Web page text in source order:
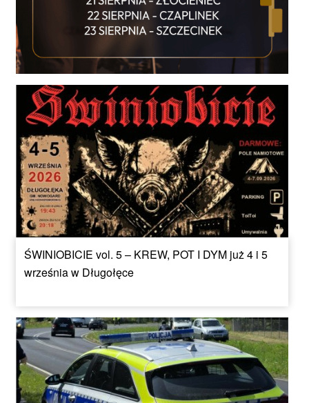
ŚWINIOBICIE vol. 5 – KREW, POT I DYM już 4 i 5
września w Długołęce